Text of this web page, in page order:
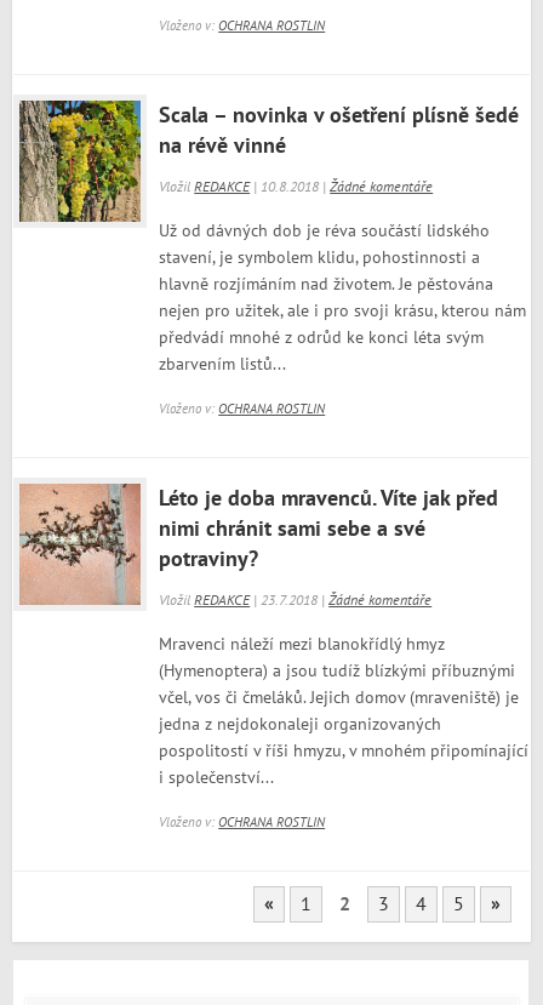
Vloženo v:OCHRANA ROSTLIN
Scala – novinka v ošetření plísně šedé
na révě vinné
VložilREDAKCE| 10.8.2018 |Žádné komentáře
Už od dávných dob je réva součástí lidského
stavení, je symbolem klidu, pohostinnosti a
hlavně rozjímáním nad životem. Je pěstována
nejen pro užitek, ale i pro svoji krásu, kterou nám
předvádí mnohé z odrůd ke konci léta svým
zbarvením listů...
Vloženo v:OCHRANA ROSTLIN
Léto je doba mravenců. Víte jak před
nimi chránit sami sebe a své
potraviny?
VložilREDAKCE| 23.7.2018 |Žádné komentáře
Mravenci náleží mezi blanokřídlý hmyz
(Hymenoptera) a jsou tudíž blízkými příbuznými
včel, vos či čmeláků. Jejich domov (mraveniště) je
jedna z nejdokonaleji organizovaných
pospolitostí v říši hmyzu, v mnohém připomínající
i společenství...
Vloženo v:OCHRANA ROSTLIN
« 1 2 3 4 5 »